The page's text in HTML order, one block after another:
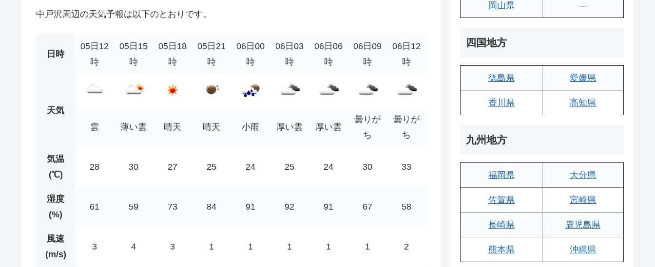
中戸沢周辺の天気予報は以下のとおりです。
日時
05日12
時
05日15
時
05日18
時
05日21
時
06日00
時
06日03
時
06日06
時
06日09
時
06日12
時
天気
雲
薄い雲 晴天 晴天 小雨 厚い雲 厚い雲
曇りが
ち
曇りが
ち
気温
(℃)
28 30 27 25 24 25 24 30 33
湿度
(%)
61 59 73 84 91 92 91 67 58
風速
(m/s)
3 4 3 1 1 1 1 1 2
岡山県 –
四国地方
徳島県 愛媛県
香川県 高知県
九州地方
福岡県 大分県
佐賀県 宮崎県
長崎県 鹿児島県
熊本県 沖縄県